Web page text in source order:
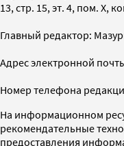
13, стр. 15, эт. 4, пом. X,
Главный редактор:
Адрес электронной
Номер телефона
На информационном
рекомендательные
предоставления